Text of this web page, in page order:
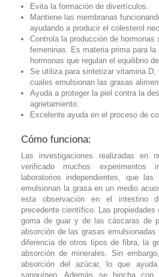
Evita la formación de divertículos.
Mantiene las membranas
ayudando a producir el colesterol
Controla la producción de
femeninas. Es materia prima para
hormonas que regulan el equilibrio
Se utiliza para sintetizar vitamina
cuales emulsionan las grasas
Ayuda a proteger la piel contra la
agrietamiento.
Excelente ayuda en el proceso de
Cómo funciona:
Las investigaciones realizadas en
verificado muchos
laboratorios independientes, que
emulsionan la grasa en un medio
esta observación en el intestino
precedente científico. Las
goma de guar y de las cáscaras de
absorción de las grasas
diferencia de otros tipos de fibra, la
absorción de minerales. Sin
absorción del azúcar, lo que
sanguíneo. Además se hincha con